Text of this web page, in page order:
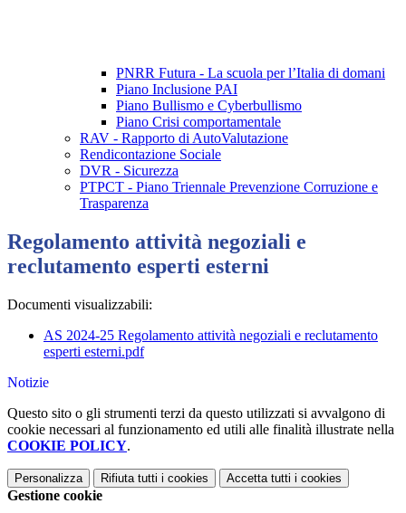
PNRR Futura - La scuola per l’Italia di domani
Piano Inclusione PAI
Piano Bullismo e Cyberbullismo
Piano Crisi comportamentale
RAV - Rapporto di AutoValutazione
Rendicontazione Sociale
DVR - Sicurezza
PTPCT - Piano Triennale Prevenzione Corruzione e
Trasparenza
Regolamento attività negoziali e
reclutamento esperti esterni
Documenti visualizzabili:
AS 2024-25 Regolamento attività negoziali e reclutamento
esperti esterni.pdf
Notizie
Questo sito o gli strumenti terzi da questo utilizzati si avvalgono di
cookie necessari al funzionamento ed utili alle finalità illustrate nella
COOKIE POLICY.
Personalizza Rifiuta tutti i cookies Accetta tutti i cookies
Gestione cookie